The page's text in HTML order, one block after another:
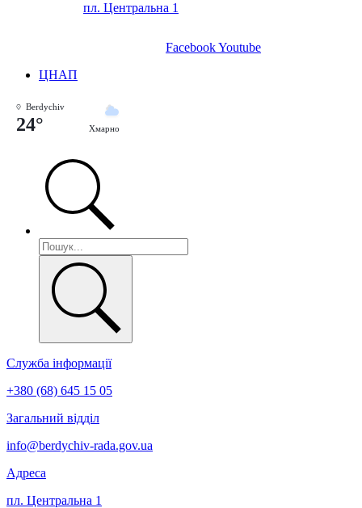
пл. Центральна 1
FacebookYoutube
ЦНАП
Berdychiv
24° Хмарно
Служба інформації
+380 (68) 645 15 05
Загальний відділ
info@berdychiv-rada.gov.ua
Адреса
пл. Центральна 1